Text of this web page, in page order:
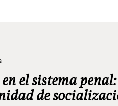
en el sistema
de